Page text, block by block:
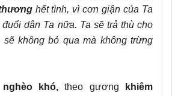
hết tình, vì cơn giận của Ta
dân Ta nữa. Ta sẽ trả thù cho
không bỏ qua mà không trừng
khó, theo gương
khiêm